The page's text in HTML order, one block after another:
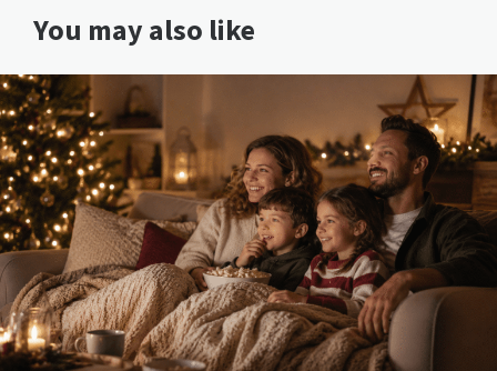
You may also like